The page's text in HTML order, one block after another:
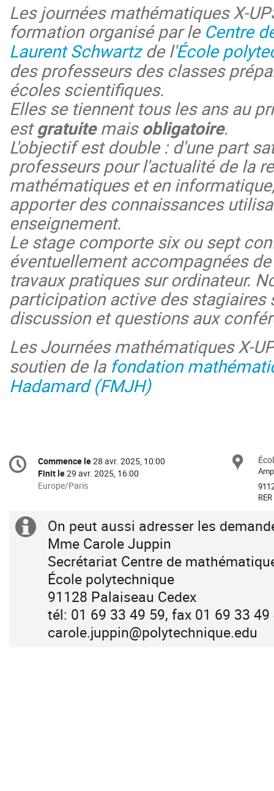
Les journées mathématiques X-
formation organisé par le Centre
Laurent Schwartzde l'École
des professeurs des classes
écoles scientifiques.
Elles se tiennent tous les ans au
estgratuitemaisobligatoire.
L'objectif est double : d'une part
professeurs pour l'actualité de la
mathématiques et en
apporter des connaissances
enseignement.
Le stage comporte six ou sept
éventuellement accompagnées
travaux pratiques sur ordinateur.
participation active des stagiaires
discussion et questions aux
Les Journées mathématiques X-
soutien de la fondation
Hadamard (FMJH)
Information
de
Date/Heure
Commence le28 avr. 2025, 10:00
Finit le29 avr. 2025, 16:00
Toutes
sont
Europe/Paris
Europe/Paris
Information
supplémentaire
On peut aussi adresser les
Mme Carole Juppin
Secrétariat Centre de
École polytechnique
91128 Palaiseau Cedex
tél: 01 69 33 49 59, fax 01 69 33
carole.juppin@polytechnique.edu